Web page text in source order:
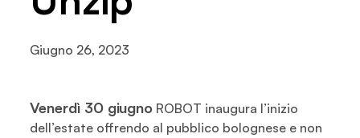
Giugno 26, 2023
Venerdì 30 giugno ROBOT inaugura l’inizio
dell’estate offrendo al pubblico bolognese e non